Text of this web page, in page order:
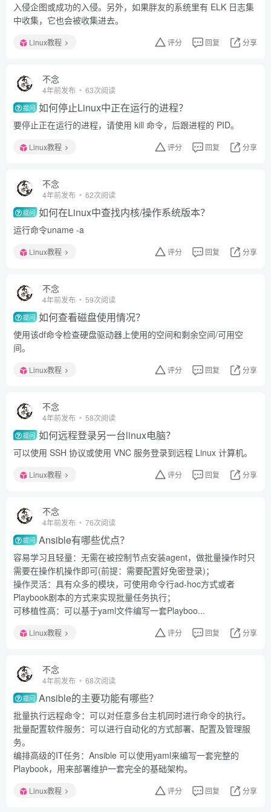
入侵企图或成功的入侵。另外，如果胖友的系统里有 ELK 日志集
中收集，它也会被收集进去。
Linux教程 评分 回复 分享
不念
4年前发布 63次阅读
提问 如何停止Linux中正在运行的进程？
要停止正在运行的进程，请使用 kill 命令，后跟进程的 PID。
Linux教程 评分 回复 分享
不念
4年前发布 62次阅读
提问 如何在Linux中查找内核/操作系统版本？
运行命令uname -a
Linux教程 评分 回复 分享
不念
4年前发布 59次阅读
提问 如何查看磁盘使用情况？
使用该df命令检查硬盘驱动器上使用的空间和剩余空间/可用空
间。
Linux教程 评分 回复 分享
不念
4年前发布 58次阅读
提问 如何远程登录另一台linux电脑？
可以使用 SSH 协议或使用 VNC 服务登录到远程 Linux 计算机。
Linux教程 评分 回复 分享
不念
4年前发布 76次阅读
提问 Ansible有哪些优点？
容易学习且轻量：无需在被控制节点安装agent，做批量操作时只
需要在操作机操作即可(前提：需要配置好免密登录)；
操作灵活：具有众多的模块，可使用命令行ad-hoc方式或者
Playbook剧本的方式来实现批量任务执行；
可移植性高：可以基于yaml文件编写一套Playboo...
Linux教程 评分 回复 分享
不念
4年前发布 68次阅读
提问 Ansible的主要功能有哪些？
批量执行远程命令：可以对任意多台主机同时进行命令的执行。
批量配置软件服务：可以进行自动化的方式部署、配置及管理服
务。
编排高级的IT任务：Ansible 可以使用yaml来编写一套完整的
Playbook，用来部署维护一套完全的基础架构。
Linux教程 评分 回复 分享